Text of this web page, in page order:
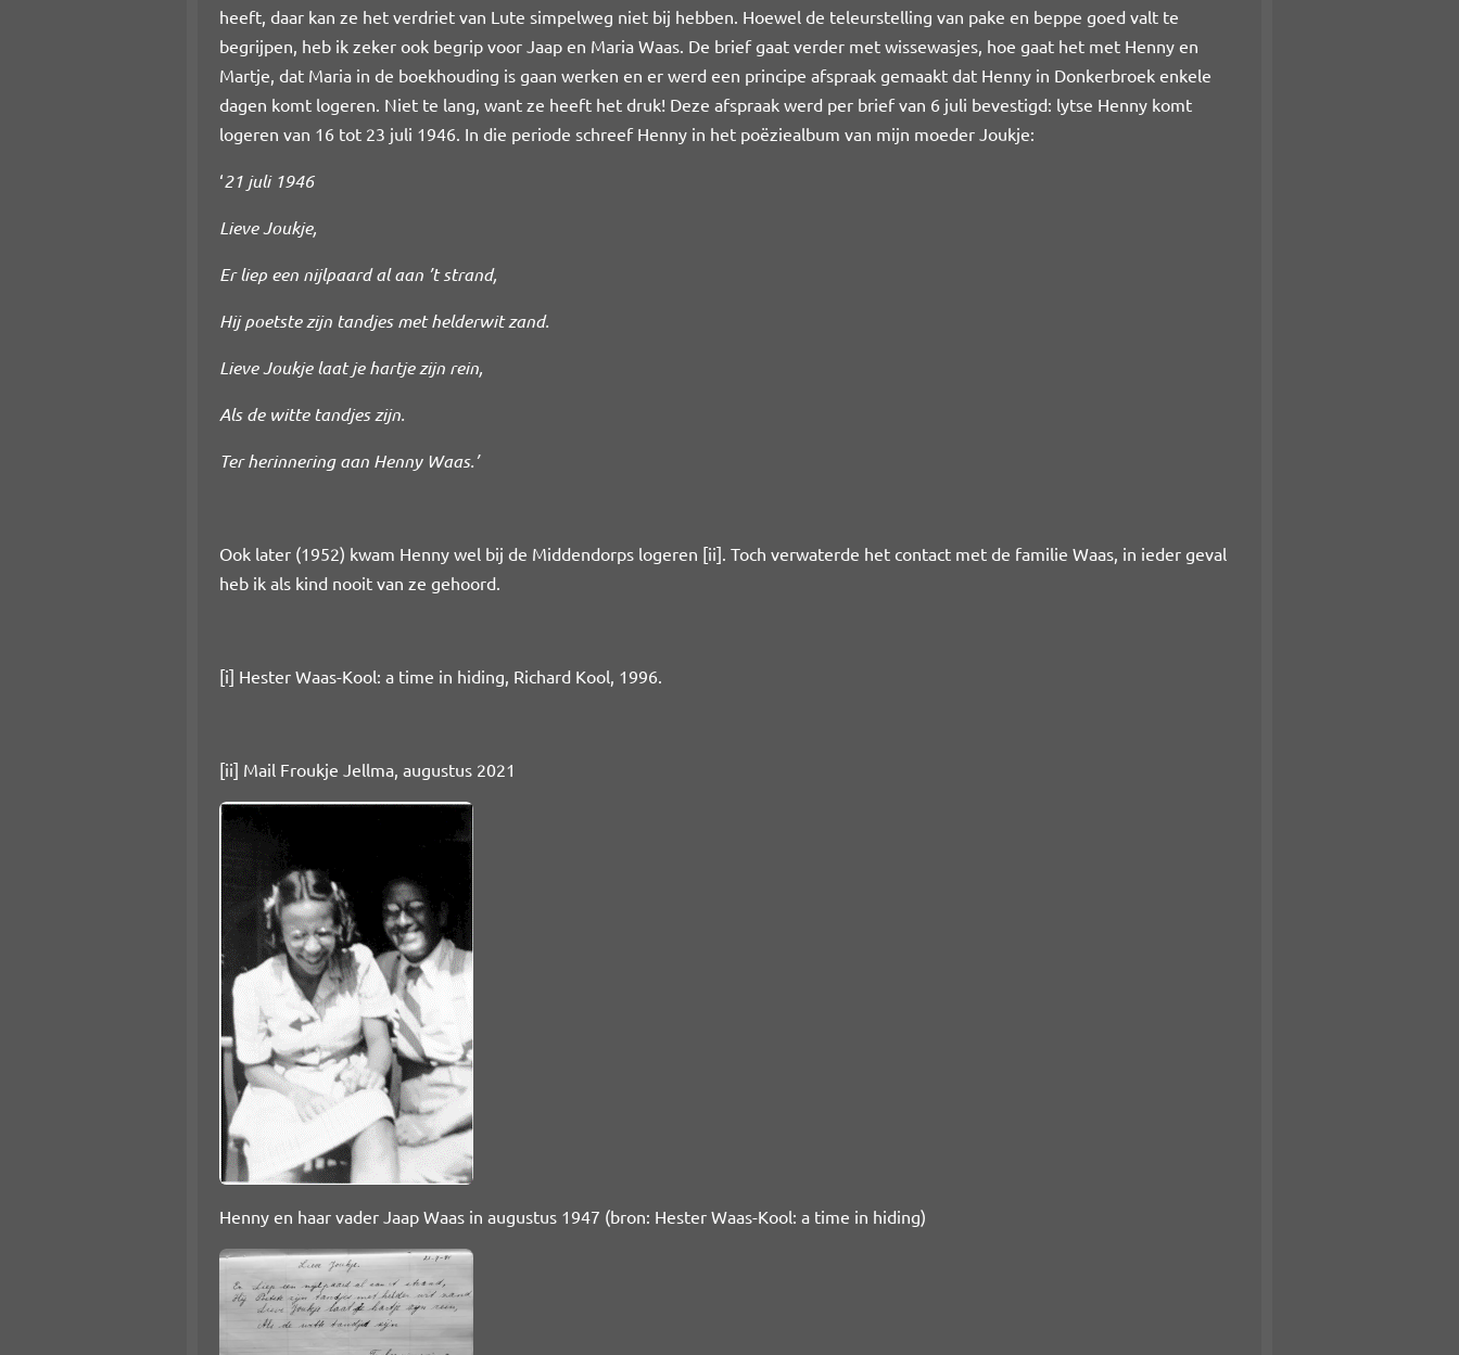
heeft, daar kan ze het verdriet van Lute simpelweg niet bij hebben. Hoewel de teleurstelling van pake en beppe goed valt te
begrijpen, heb ik zeker ook begrip voor Jaap en Maria Waas. De brief gaat verder met wissewasjes, hoe gaat het met Henny en
Martje, dat Maria in de boekhouding is gaan werken en er werd een principe afspraak gemaakt dat Henny in Donkerbroek enkele
dagen komt logeren. Niet te lang, want ze heeft het druk! Deze afspraak werd per brief van 6 juli bevestigd: lytse Henny komt
logeren van 16 tot 23 juli 1946. In die periode schreef Henny in het poëziealbum van mijn moeder Joukje:
‘21 juli 1946
Lieve Joukje,
Er liep een nijlpaard al aan ’t strand,
Hij poetste zijn tandjes met helderwit zand.
Lieve Joukje laat je hartje zijn rein,
Als de witte tandjes zijn.
Ter herinnering aan Henny Waas.’
Ook later (1952) kwam Henny wel bij de Middendorps logeren [ii]. Toch verwaterde het contact met de familie Waas, in ieder geval
heb ik als kind nooit van ze gehoord.
[i] Hester Waas-Kool: a time in hiding, Richard Kool, 1996.
[ii] Mail Froukje Jellma, augustus 2021
Henny en haar vader Jaap Waas in augustus 1947 (bron: Hester Waas-Kool: a time in hiding)